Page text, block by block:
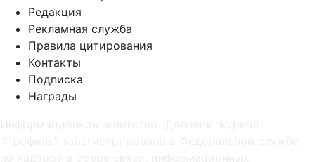
Редакция
Рекламная служба
Правила цитирования
Контакты
Подписка
Награды